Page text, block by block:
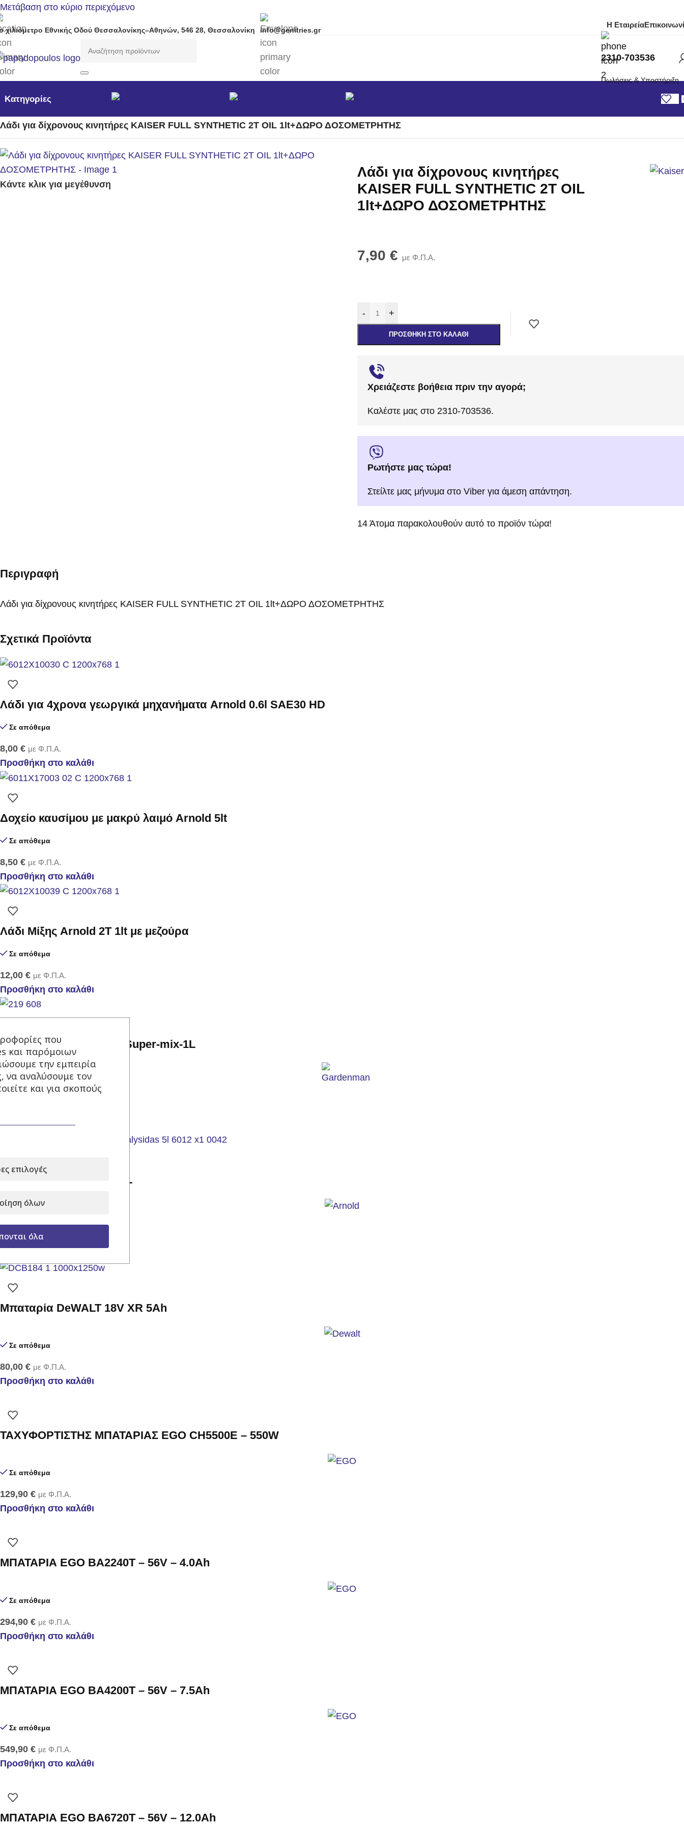
Μετάβαση στο κύριο περιεχόμενο
χιλιόμετρο Εθνικής Οδού Θεσσαλονίκης–Αθηνών, 546 28, Θεσσαλονίκη info@genitries.gr
Η Εταιρεία
2310-703536
Πωλήσεις & Υποστήριξη
Κατηγορίες
Λάδι για δίχρονους κινητήρες KAISER FULL SYNTHETIC 2T OIL 1lt+ΔΩΡΟ ΔΟΣΟΜΕΤΡΗΤΗΣ
Κάντε κλικ για μεγέθυνση
Λάδι για δίχρονους κινητήρες
KAISER FULL SYNTHETIC 2T OIL
1lt+ΔΩΡΟ ΔΟΣΟΜΕΤΡΗΤΗΣ
7,90 € με Φ.Π.Α.
- +
ΠΡΟΣΘΉΚΗ ΣΤΟ ΚΑΛΆΘΙ
Χρειάζεστε βοήθεια πριν την αγορά;
Καλέστε μας στο 2310-703536.
Ρωτήστε μας τώρα!
Στείλτε μας μήνυμα στο Viber για άμεση απάντηση.
14 Άτομα παρακολουθούν αυτό το προϊόν τώρα!
Περιγραφή
Λάδι για δίχρονους κινητήρες KAISER FULL SYNTHETIC 2T OIL 1lt+ΔΩΡΟ ΔΟΣΟΜΕΤΡΗΤΗΣ
Σχετικά Προϊόντα
Λάδι για 4χρονα γεωργικά μηχανήματα Arnold 0.6l SAE30 HD
Σε απόθεμα
8,00 € με Φ.Π.Α.
Προσθήκη στο καλάθι
Δοχείο καυσίμου με μακρύ λαιμό Arnold 5lt
Σε απόθεμα
8,50 € με Φ.Π.Α.
Προσθήκη στο καλάθι
Λάδι Μίξης Arnold 2T 1lt με μεζούρα
Σε απόθεμα
12,00 € με Φ.Π.Α.
Προσθήκη στο καλάθι
Λάδι Μίξης Gardenman Super-mix-1L
Σε απόθεμα
Προσθήκη στο καλάθι
Arnold Λάδι Αλυσίδας 5L
25,00€ με Φ.Π.Α.
Μπαταρία DeWALT 18V XR 5Ah
Σε απόθεμα
80,00 € με Φ.Π.Α.
Προσθήκη στο καλάθι
ΤΑΧΥΦΟΡΤΙΣΤΗΣ ΜΠΑΤΑΡΙΑΣ EGO CH5500E – 550W
Σε απόθεμα
129,90 € με Φ.Π.Α.
Προσθήκη στο καλάθι
ΜΠΑΤΑΡΙΑ EGO BA2240T – 56V – 4.0Ah
Σε απόθεμα
294,90 € με Φ.Π.Α.
Προσθήκη στο καλάθι
ΜΠΑΤΑΡΙΑ EGO BA4200T – 56V – 7.5Ah
Σε απόθεμα
549,90 € με Φ.Π.Α.
Προσθήκη στο καλάθι
ΜΠΑΤΑΡΙΑ EGO BA6720Τ – 56V – 12.0Ah
που
και παρόμοιων
την εμπειρία
να αναλύσουμε τον
και για σκοπούς
επιλογές
όλων
όλα